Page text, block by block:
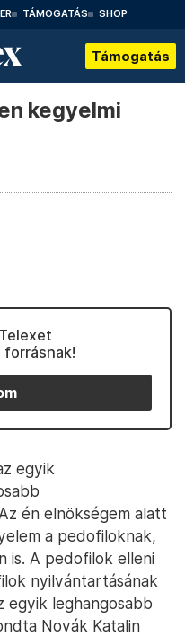
TÁMOGATÁS SHOP
Támogatás
kegyelmi
egyik
én elnökségem alatt
a pedofiloknak,
is. A pedofilok elleni
nyilvántartásának
egyik leghangosabb
Novák Katalin